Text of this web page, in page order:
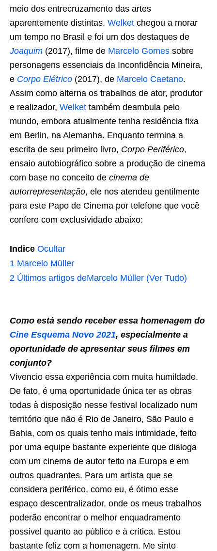
meio dos entrecruzamento das artes
aparentemente distintas. Welket chegou a morar
um tempo no Brasil e foi um dos destaques de
Joaquim (2017), filme de Marcelo Gomes sobre
personagens essenciais da Inconfidência Mineira,
e Corpo Elétrico (2017), de Marcelo Caetano.
Assim como alterna os trabalhos de ator, produtor
e realizador, Welket também deambula pelo
mundo, embora atualmente tenha residência fixa
em Berlin, na Alemanha. Enquanto termina a
escrita de seu primeiro livro, Corpo Periférico,
ensaio autobiográfico sobre a produção de cinema
com base no conceito de cinema de
autorrepresentação, ele nos atendeu gentilmente
para este Papo de Cinema por telefone que você
confere com exclusividade abaixo:
Indice Ocultar
1 Marcelo Müller
2 Últimos artigos deMarcelo Müller (Ver Tudo)
Como está sendo receber essa homenagem do
Cine Esquema Novo 2021, especialmente a
oportunidade de apresentar seus filmes em
conjunto?
Vivencio essa experiência com muita humildade.
De fato, é uma oportunidade única ter as obras
todas à disposição nesse festival localizado num
território que não é Rio de Janeiro, São Paulo e
Bahia, com os quais tenho mais intimidade, feito
por uma equipe bastante experiente que dialoga
com um cinema de autor feito na Europa e em
outros quadrantes. Para um artista que se
considera periférico, como eu, é ótimo esse
espaço descentralizador, onde os meus trabalhos
poderão encontrar o melhor enquadramento
possível quanto ao público e à crítica. Estou
bastante feliz com a homenagem. Me sinto